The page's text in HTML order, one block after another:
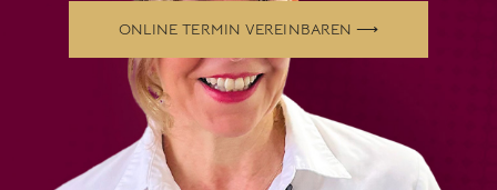
ONLINE TERMIN VEREINBAREN ⟶